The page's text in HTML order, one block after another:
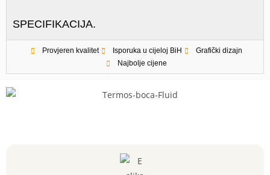
SPECIFIKACIJA.
Provjeren kvalitet Isporuka u cijeloj BiH
Grafički dizajn
Najbolje cijene